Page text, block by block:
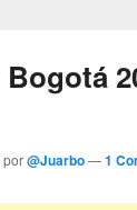
por@Juarbo—1